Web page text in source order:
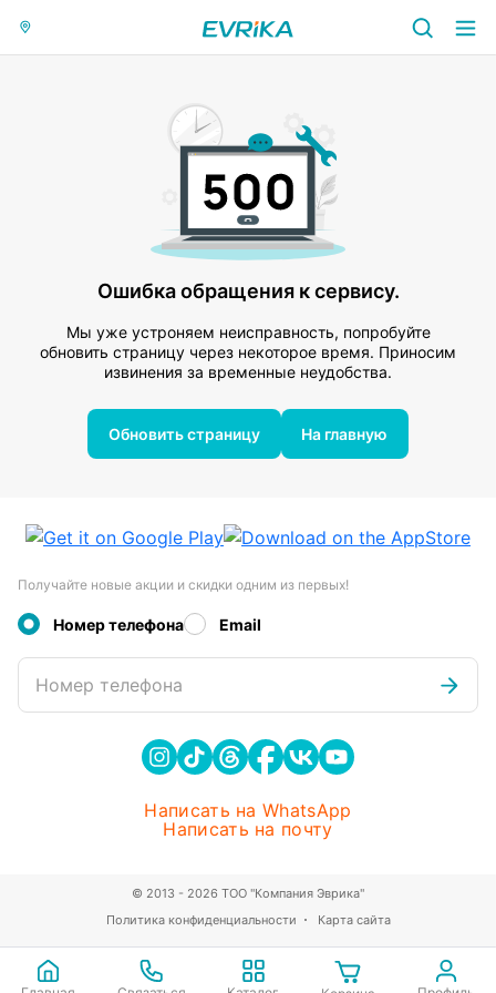
Ошибка обращения к сервису.
Мы уже устроняем неисправность, попробуйте
обновить страницу через некоторое время. Приносим
извинения за временные неудобства.
Обновить страницу На главную
Получайте новые акции и скидки одним из первых!
Номер телефона Email
Номер телефона
Написать на WhatsApp
Написать на почту
Политика конфиденциальности Карта сайта
© 2013 - 2026 ТОО "Компания Эврика"